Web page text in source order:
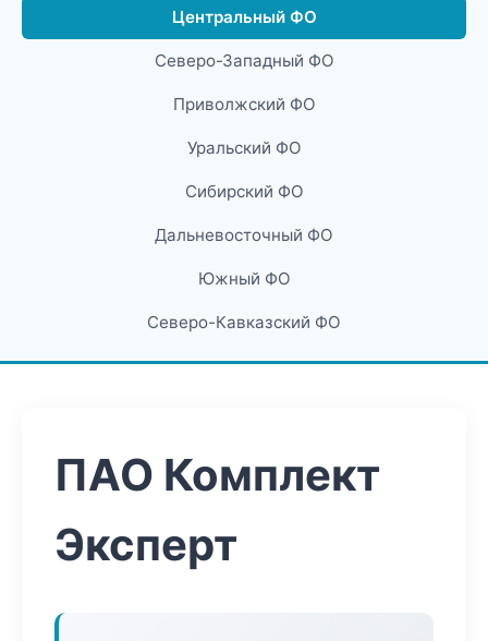
Центральный ФО
Северо-Западный ФО
Приволжский ФО
Уральский ФО
Сибирский ФО
Дальневосточный ФО
Южный ФО
Северо-Кавказский ФО
ПАО Комплект
Эксперт